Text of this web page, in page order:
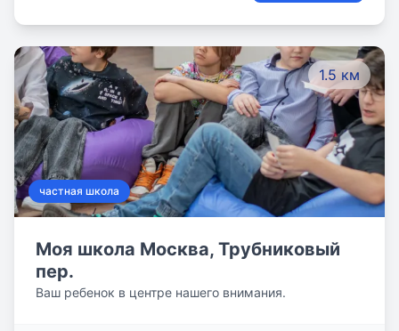
1.5 км
частная школа
Моя школа Москва, Трубниковый
пер.
Ваш ребенок в центре нашего внимания.